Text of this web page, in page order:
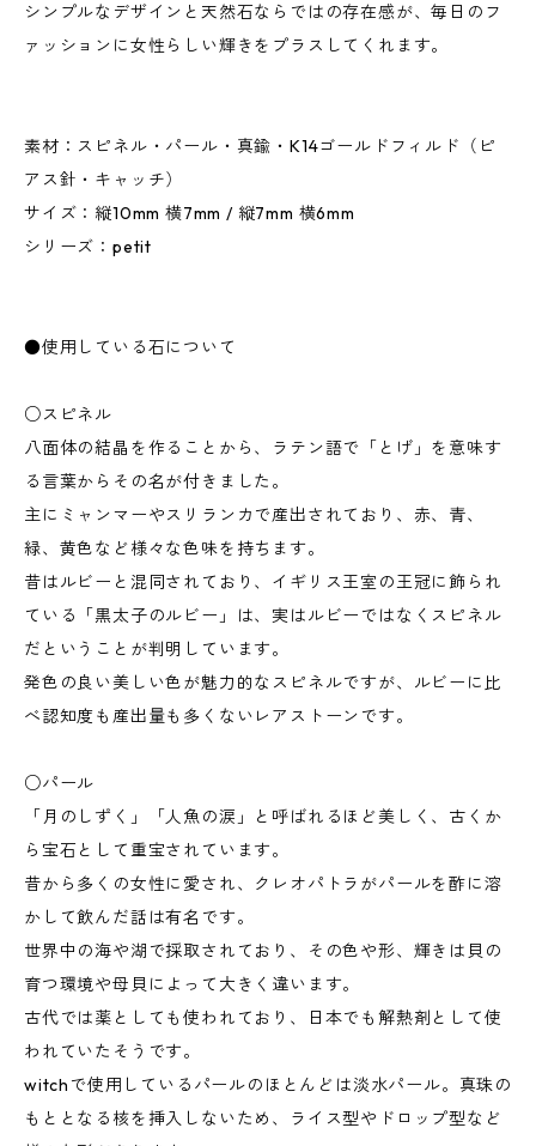
シンプルなデザインと天然石ならではの存在感が、毎日のフ
ァッションに女性らしい輝きをプラスしてくれます。
素材：スピネル・パール・真鍮・K14ゴールドフィルド（ピ
アス針・キャッチ）
サイズ：縦10mm 横7mm / 縦7mm 横6mm
シリーズ：petit
●使用している石について
○スピネル
八面体の結晶を作ることから、ラテン語で「とげ」を意味す
る言葉からその名が付きました。
主にミャンマーやスリランカで産出されており、赤、青、
緑、黄色など様々な色味を持ちます。
昔はルビーと混同されており、イギリス王室の王冠に飾られ
ている「黒太子のルビー」は、実はルビーではなくスピネル
だということが判明しています。
発色の良い美しい色が魅力的なスピネルですが、ルビーに比
べ認知度も産出量も多くないレアストーンです。
○パール
「月のしずく」「人魚の涙」と呼ばれるほど美しく、古くか
ら宝石として重宝されています。
昔から多くの女性に愛され、クレオパトラがパールを酢に溶
かして飲んだ話は有名です。
世界中の海や湖で採取されており、その色や形、輝きは貝の
育つ環境や母貝によって大きく違います。
古代では薬としても使われており、日本でも解熱剤として使
われていたそうです。
witchで使用しているパールのほとんどは淡水パール。真珠の
もととなる核を挿入しないため、ライス型やドロップ型など